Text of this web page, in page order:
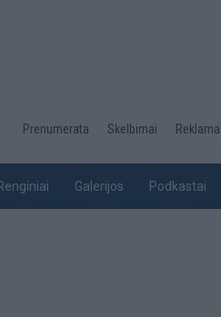
Desktop
top
Prenumerata Skelbimai Reklama
Galerijos Podkastai